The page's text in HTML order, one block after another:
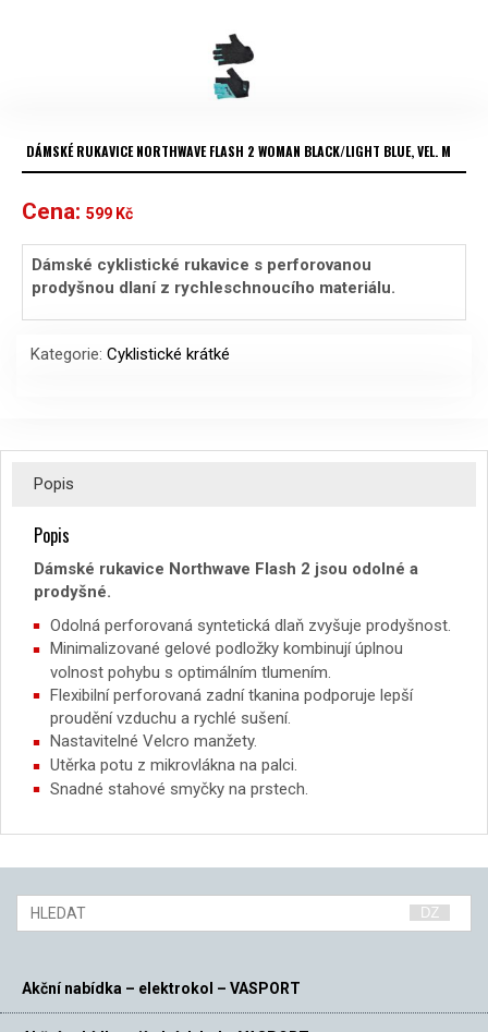
DÁMSKÉ RUKAVICE NORTHWAVE FLASH 2 WOMAN BLACK/LIGHT BLUE, VEL. M
Cena: 599 Kč
Dámské cyklistické rukavice s perforovanou
prodyšnou dlaní z rychleschnoucího materiálu.
Kategorie: Cyklistické krátké
Popis
Popis
Dámské rukavice Northwave Flash 2 jsou odolné a
prodyšné.
Odolná perforovaná syntetická dlaň zvyšuje prodyšnost.
Minimalizované gelové podložky kombinují úplnou
volnost pohybu s optimálním tlumením.
Flexibilní perforovaná zadní tkanina podporuje lepší
proudění vzduchu a rychlé sušení.
Nastavitelné Velcro manžety.
Utěrka potu z mikrovlákna na palci.
Snadné stahové smyčky na prstech.
Akční nabídka – elektrokol – VASPORT